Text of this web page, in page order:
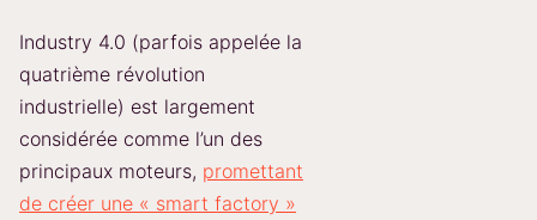
Industry 4.0 (parfois appelée la
quatrième révolution
industrielle) est largement
considérée comme l’un des
principaux moteurs, promettant
de créer une « smart factory »